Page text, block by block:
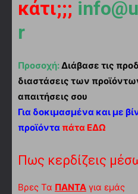
κάτι;;;
r
Προσοχή:Διάβασε τις
διαστάσεις των
απαιτήσεις σου
Για δοκιμασμένα και με
προϊόντα πάτα ΕΔΩ
Πως κερδίζεις
Βρες Τα ΠΑΝΤΑ για εμάς